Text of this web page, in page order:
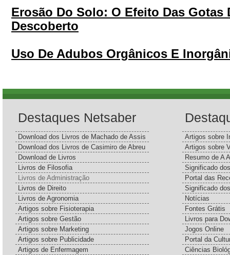
Erosão Do Solo: O Efeito Das Gotas
Descoberto
Uso De Adubos Orgânicos E
Destaques Netsaber
Download dos Livros de Machado de Assis
Download dos Livros de Casimiro de Abreu
Download de Livros
Livros de Filosofia
Livros de Administração
Livros de Direito
Livros de Agronomia
Artigos sobre Fisioterapia
Artigos sobre Gestão
Artigos sobre Marketing
Artigos sobre Publicidade
Artigos de Enfermagem
Artigos sobre
Artigos sobre
Resumo de A
Significado
Portal das
Significado
Notícias
Fontes Grátis
Livros para
Jogos Online
Portal da
Ciências